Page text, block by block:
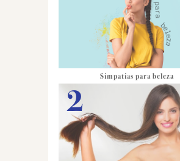
Simpatias para beleza